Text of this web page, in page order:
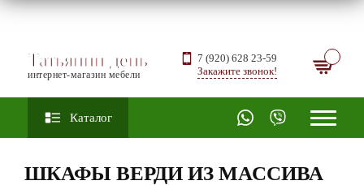
Татьянин день
интернет-магазин мебели
7 (920) 628 23-59
Закажите звонок!
Каталог
ШКАФЫ ВЕРДИ ИЗ МАССИВА